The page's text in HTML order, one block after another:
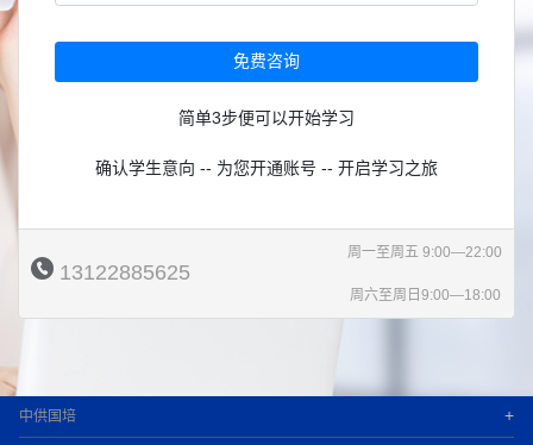
免费咨询
简单3步便可以开始学习
确认学生意向 -- 为您开通账号 -- 开启学习之旅
13122885625
周一至周五 9:00—22:00
周六至周日9:00—18:00
中供国培 +